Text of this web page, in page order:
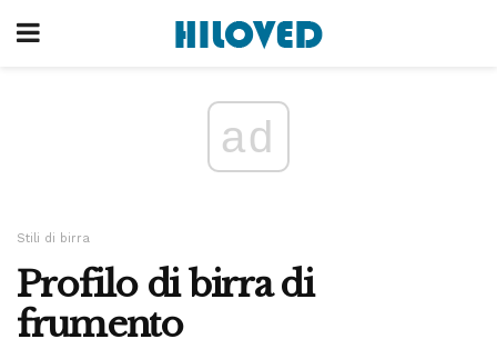
ad
Stili di birra
Profilo di birra di
frumento